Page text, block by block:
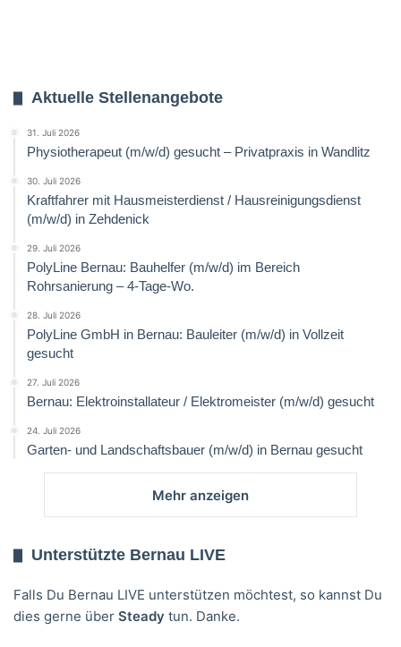
Aktuelle Stellenangebote
31. Juli 2026
Physiotherapeut (m/w/d) gesucht – Privatpraxis in Wandlitz
30. Juli 2026
Kraftfahrer mit Hausmeisterdienst / Hausreinigungsdienst
(m/w/d) in Zehdenick
29. Juli 2026
PolyLine Bernau: Bauhelfer (m/w/d) im Bereich
Rohrsanierung – 4-Tage-Wo.
28. Juli 2026
PolyLine GmbH in Bernau: Bauleiter (m/w/d) in Vollzeit
gesucht
27. Juli 2026
Bernau: Elektroinstallateur / Elektromeister (m/w/d) gesucht
24. Juli 2026
Garten- und Landschaftsbauer (m/w/d) in Bernau gesucht
Mehr anzeigen
Unterstützte Bernau LIVE
Falls Du Bernau LIVE unterstützen möchtest, so kannst Du
dies gerne über Steady tun. Danke.